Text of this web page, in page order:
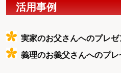
活用事例
実家のお父さんへのプレゼ
義理のお義父さんへのプレ